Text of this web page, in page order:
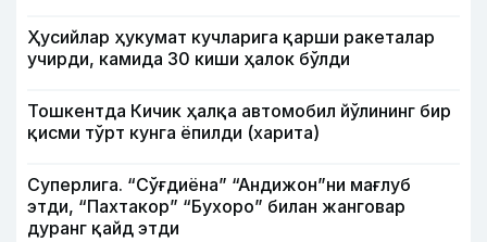
Ҳусийлар ҳукумат кучларига қарши ракеталар
учирди, камида 30 киши ҳалок бўлди
Тошкентда Кичик ҳалқа автомобил йўлининг бир
қисми тўрт кунга ёпилди (харита)
Суперлига. “Сўғдиёна” “Андижон”ни мағлуб
этди, “Пахтакор” “Бухоро” билан жанговар
дуранг қайд этди